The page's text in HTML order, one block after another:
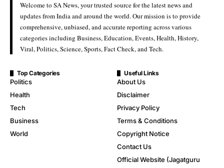
Welcome to SA News, your trusted source for the latest news and
updates from India and around the world. Our mission is to provide
comprehensive, unbiased, and accurate reporting across various
categories including Business, Education, Events, Health, History,
Viral, Politics, Science, Sports, Fact Check, and Tech.
Top Categories
Politics
Health
Tech
Business
World
Useful Links
About Us
Disclaimer
Privacy Policy
Terms & Conditions
Copyright Notice
Contact Us
Official Website (Jagatguru